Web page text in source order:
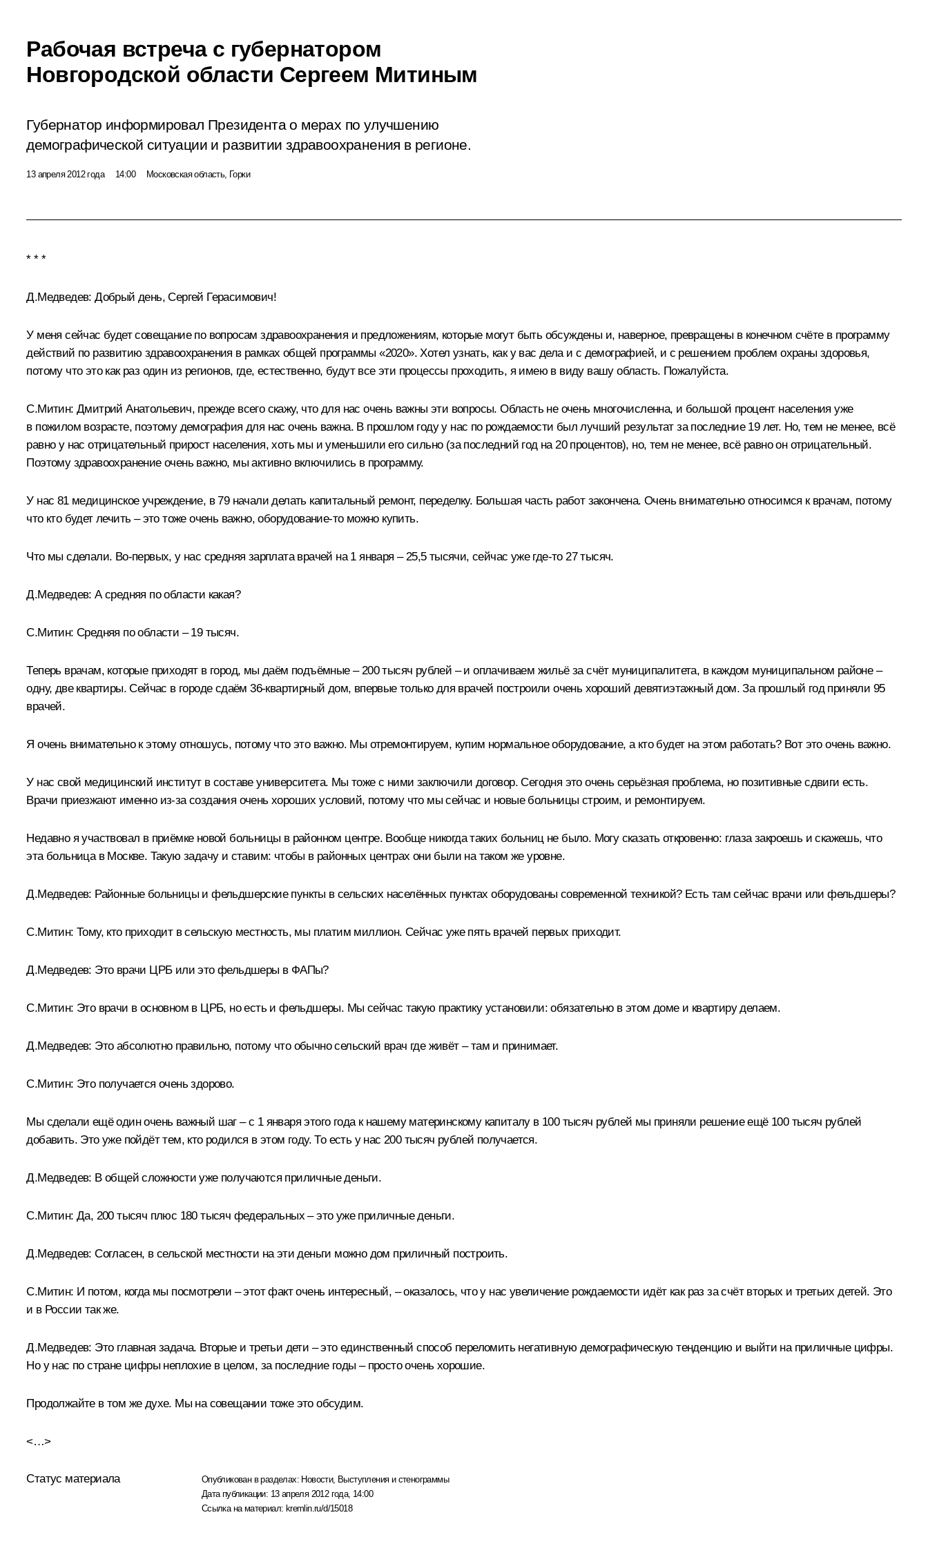
Рабочая встреча с губернатором
Новгородской области Сергеем Митиным
Губернатор информировал Президента о мерах по улучшению
демографической ситуации и развитии здравоохранения в регионе.
13 апреля 2012 года 14:00 Московская область, Горки
* * *
Д.Медведев: Добрый день, Сергей Герасимович!
У меня сейчас будет совещание по вопросам здравоохранения и предложениям, которые могут быть обсуждены и, наверное, превращены в конечном счёте в программу
действий по развитию здравоохранения в рамках общей программы «2020». Хотел узнать, как у вас дела и с демографией, и с решением проблем охраны здоровья,
потому что это как раз один из регионов, где, естественно, будут все эти процессы проходить, я имею в виду вашу область. Пожалуйста.
С.Митин: Дмитрий Анатольевич, прежде всего скажу, что для нас очень важны эти вопросы. Область не очень многочисленна, и большой процент населения уже
в пожилом возрасте, поэтому демография для нас очень важна. В прошлом году у нас по рождаемости был лучший результат за последние 19 лет. Но, тем не менее, всё
равно у нас отрицательный прирост населения, хоть мы и уменьшили его сильно (за последний год на 20 процентов), но, тем не менее, всё равно он отрицательный.
Поэтому здравоохранение очень важно, мы активно включились в программу.
У нас 81 медицинское учреждение, в 79 начали делать капитальный ремонт, переделку. Большая часть работ закончена. Очень внимательно относимся к врачам, потому
что кто будет лечить – это тоже очень важно, оборудование‑то можно купить.
Что мы сделали. Во‑первых, у нас средняя зарплата врачей на 1 января – 25,5 тысячи, сейчас уже где‑то 27 тысяч.
Д.Медведев: А средняя по области какая?
С.Митин: Средняя по области – 19 тысяч.
Теперь врачам, которые приходят в город, мы даём подъёмные – 200 тысяч рублей – и оплачиваем жильё за счёт муниципалитета, в каждом муниципальном районе –
одну, две квартиры. Сейчас в городе сдаём 36-квартирный дом, впервые только для врачей построили очень хороший девятиэтажный дом. За прошлый год приняли 95
врачей.
Я очень внимательно к этому отношусь, потому что это важно. Мы отремонтируем, купим нормальное оборудование, а кто будет на этом работать? Вот это очень важно.
У нас свой медицинский институт в составе университета. Мы тоже с ними заключили договор. Сегодня это очень серьёзная проблема, но позитивные сдвиги есть.
Врачи приезжают именно из‑за создания очень хороших условий, потому что мы сейчас и новые больницы строим, и ремонтируем.
Недавно я участвовал в приёмке новой больницы в районном центре. Вообще никогда таких больниц не было. Могу сказать откровенно: глаза закроешь и скажешь, что
эта больница в Москве. Такую задачу и ставим: чтобы в районных центрах они были на таком же уровне.
Д.Медведев: Районные больницы и фельдшерские пункты в сельских населённых пунктах оборудованы современной техникой? Есть там сейчас врачи или фельдшеры?
С.Митин: Тому, кто приходит в сельскую местность, мы платим миллион. Сейчас уже пять врачей первых приходит.
Д.Медведев: Это врачи ЦРБ или это фельдшеры в ФАПы?
С.Митин: Это врачи в основном в ЦРБ, но есть и фельдшеры. Мы сейчас такую практику установили: обязательно в этом доме и квартиру делаем.
Д.Медведев: Это абсолютно правильно, потому что обычно сельский врач где живёт – там и принимает.
С.Митин: Это получается очень здорово.
Мы сделали ещё один очень важный шаг – с 1 января этого года к нашему материнскому капиталу в 100 тысяч рублей мы приняли решение ещё 100 тысяч рублей
добавить. Это уже пойдёт тем, кто родился в этом году. То есть у нас 200 тысяч рублей получается.
Д.Медведев: В общей сложности уже получаются приличные деньги.
С.Митин: Да, 200 тысяч плюс 180 тысяч федеральных – это уже приличные деньги.
Д.Медведев: Согласен, в сельской местности на эти деньги можно дом приличный построить.
С.Митин: И потом, когда мы посмотрели – этот факт очень интересный, – оказалось, что у нас увеличение рождаемости идёт как раз за счёт вторых и третьих детей. Это
и в России так же.
Д.Медведев: Это главная задача. Вторые и третьи дети – это единственный способ переломить негативную демографическую тенденцию и выйти на приличные цифры.
Но у нас по стране цифры неплохие в целом, за последние годы – просто очень хорошие.
Продолжайте в том же духе. Мы на совещании тоже это обсудим.
<…>
Статус материала Опубликован в разделах: Новости, Выступления и стенограммы
Дата публикации: 13 апреля 2012 года, 14:00
Ссылка на материал: kremlin.ru/d/15018